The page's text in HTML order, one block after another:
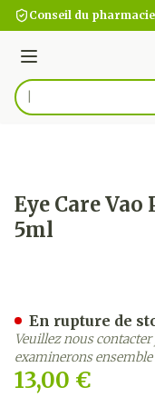
Aller au contenu
Conseil du
Menu
Rechercher
Eye Care
5ml
13,00 €
En rupture de
Veuillez nous
examinerons